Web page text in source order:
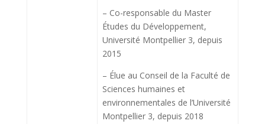
– Co-responsable du Master
Études du Développement,
Université Montpellier 3, depuis
2015
– Élue au Conseil de la Faculté de
Sciences humaines et
environnementales de l’Université
Montpellier 3, depuis 2018